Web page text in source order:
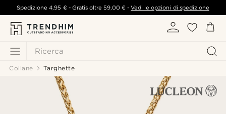
Ricerca
Spedizione4,95 €- Gratis oltre 59,00 € -Vedi le opzioni di spedizione
Collane Targhette